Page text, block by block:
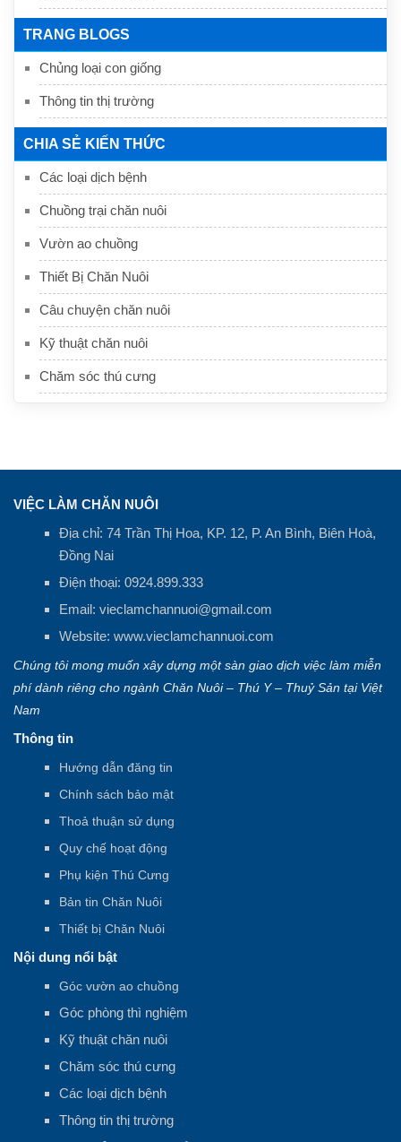
TRANG BLOGS
Chủng loại con giống
Thông tin thị trường
CHIA SẺ KIẾN THỨC
Các loại dịch bệnh
Chuồng trại chăn nuôi
Vườn ao chuồng
Thiết Bị Chăn Nuôi
Câu chuyện chăn nuôi
Kỹ thuật chăn nuôi
Chăm sóc thú cưng
VIỆC LÀM CHĂN NUÔI
Địa chỉ: 74 Trần Thị Hoa, KP. 12, P. An Bình, Biên Hoà,
Đồng Nai
Điện thoại: 0924.899.333
Email: vieclamchannuoi@gmail.com
Website: www.vieclamchannuoi.com
Chúng tôi mong muốn xây dựng một sàn giao dịch việc làm miễn
phí dành riêng cho ngành Chăn Nuôi – Thú Y – Thuỷ Sản tại Việt
Nam
Thông tin
Hướng dẫn đăng tin
Chính sách bảo mật
Thoả thuận sử dụng
Quy chế hoạt động
Phụ kiện Thú Cưng
Bản tin Chăn Nuôi
Thiết bị Chăn Nuôi
Nội dung nổi bật
Góc vườn ao chuồng
Góc phòng thì nghiệm
Kỹ thuật chăn nuôi
Chăm sóc thú cưng
Các loại dịch bệnh
Thông tin thị trường